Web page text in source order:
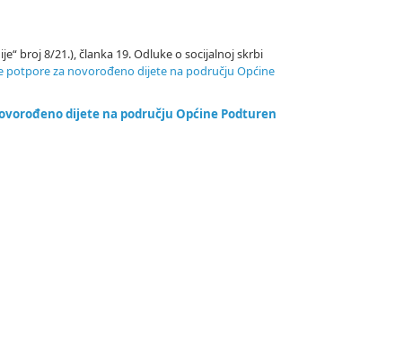
broj 8/21.), članka 19. Odluke o socijalnoj skrbi
potpore za novorođeno dijete na području Općine
dijete na području Općine Podturen